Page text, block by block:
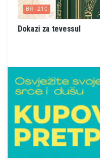
BR_210
Dokazi za tevessul